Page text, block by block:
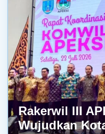
Rakerwil III
Wujudkan